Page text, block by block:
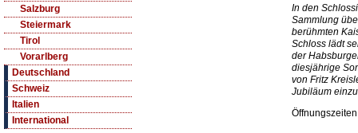
Salzburg
Steiermark
Tirol
Vorarlberg
Deutschland
Schweiz
Italien
International
In den
Sammlung
berühmten
Schloss lädt
der
diesjährige
von Fritz
Jubiläum